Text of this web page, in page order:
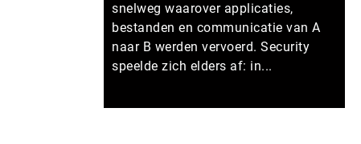
snelweg waarover applicaties,
bestanden en communicatie van A
naar B werden vervoerd. Security
speelde zich elders af: in...